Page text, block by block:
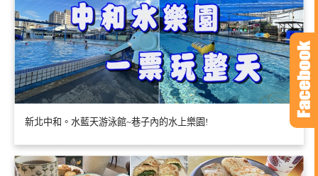
新北中和。水藍天游泳館~巷子內的水上樂園!